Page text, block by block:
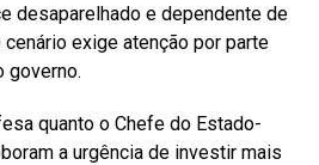
desaparelhado e dependente de
exige atenção por parte
governo.
quanto o Chefe do Estado-
a urgência de investir mais